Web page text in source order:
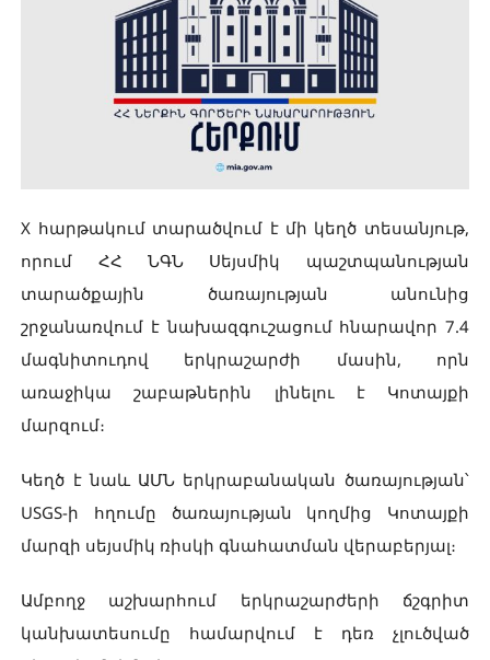
X հարթակում տարածվում է մի կեղծ տեսանյութ,
որում ՀՀ ՆԳՆ Սեյսմիկ պաշտպանության
տարածքային ծառայության անունից
շրջանառվում է նախազգուշացում հնարավոր 7.4
մագնիտուդով երկրաշարժի մասին, որն
առաջիկա շաբաթներին լինելու է Կոտայքի
մարզում։
Կեղծ է նաև ԱՄՆ երկրաբանական ծառայության՝
USGS-ի հղումը ծառայության կողմից Կոտայքի
մարզի սեյսմիկ ռիսկի գնահատման վերաբերյալ։
Ամբողջ աշխարհում երկրաշարժերի ճշգրիտ
կանխատեսումը համարվում է դեռ չլուծված